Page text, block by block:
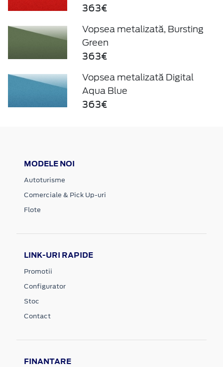
363€
Vopsea metalizată, Bursting
Green
363€
Vopsea metalizată Digital
Aqua Blue
363€
MODELE NOI
Autoturisme
Comerciale & Pick Up-uri
Flote
LINK-URI RAPIDE
Promotii
Configurator
Stoc
Contact
FINANTARE